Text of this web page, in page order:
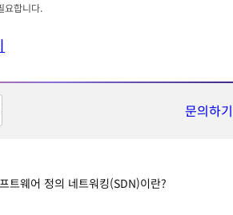
요합니다.
문의하기
트웨어 정의 네트워킹(SDN)이란?